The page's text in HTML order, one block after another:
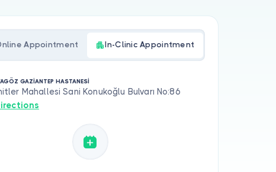
Appointment In-Clinic Appointment
GAZİANTEP HASTANESİ
Mahallesi Sani Konukoğlu Bulvarı No:86